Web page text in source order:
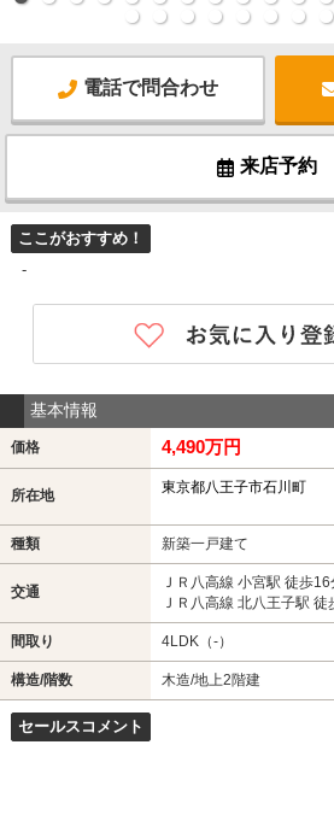
電話で問合わせ
来店予約
ここがおすすめ！
-
基本情報
価格 4,490万円
所在地 東京都八王子市石川町
種類 新築一戸建て
交通
ＪＲ八高線 小宮駅 徒歩16
ＪＲ八高線 北八王子駅 徒
間取り 4LDK（-）
構造/階数 木造/地上2階建
セールスコメント